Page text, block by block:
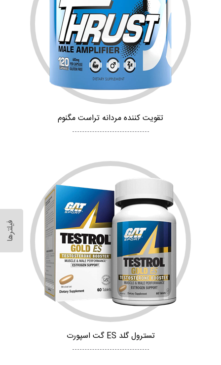
فیلترها
تقویت کننده مردانه تراست مگنوم
تسترول گلد ES گت اسپورت